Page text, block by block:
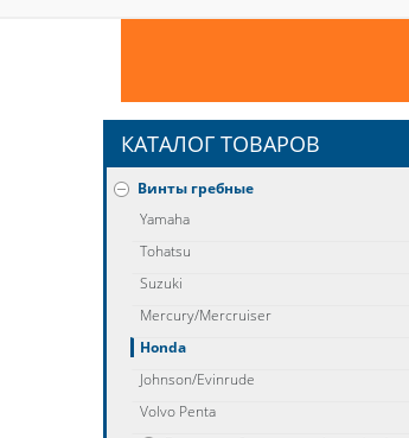
КАТАЛОГ ТОВАРОВ
Винты гребные
Yamaha
Tohatsu
Suzuki
Mercury/Mercruiser
Honda
Johnson/Evinrude
Volvo Penta